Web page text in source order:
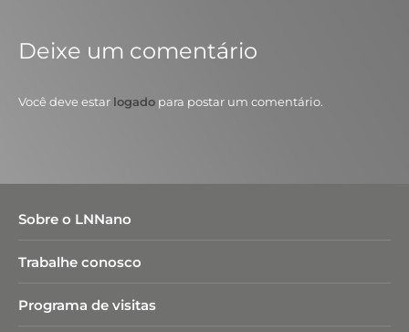
Deixe um comentário
Você deve estar logado para postar um comentário.
Sobre o LNNano
Trabalhe conosco
Programa de visitas